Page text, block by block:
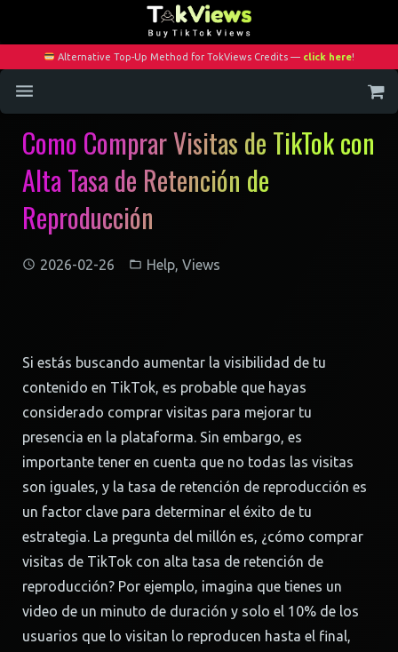
Alternative Top-Up Method for TokViews Credits — click here!
Home
Services
Blog
Como Comprar Visitas de TikTok con
Alta Tasa de Retención de
Reproducción
2026-02-26 Help, Views
Si estás buscando aumentar la visibilidad de tu
contenido en TikTok, es probable que hayas
considerado comprar visitas para mejorar tu
presencia en la plataforma. Sin embargo, es
importante tener en cuenta que no todas las visitas
son iguales, y la tasa de retención de reproducción es
un factor clave para determinar el éxito de tu
estrategia. La pregunta del millón es, ¿cómo comprar
visitas de TikTok con alta tasa de retención de
reproducción? Por ejemplo, imagina que tienes un
video de un minuto de duración y solo el 10% de los
usuarios que lo visitan lo reproducen hasta el final,